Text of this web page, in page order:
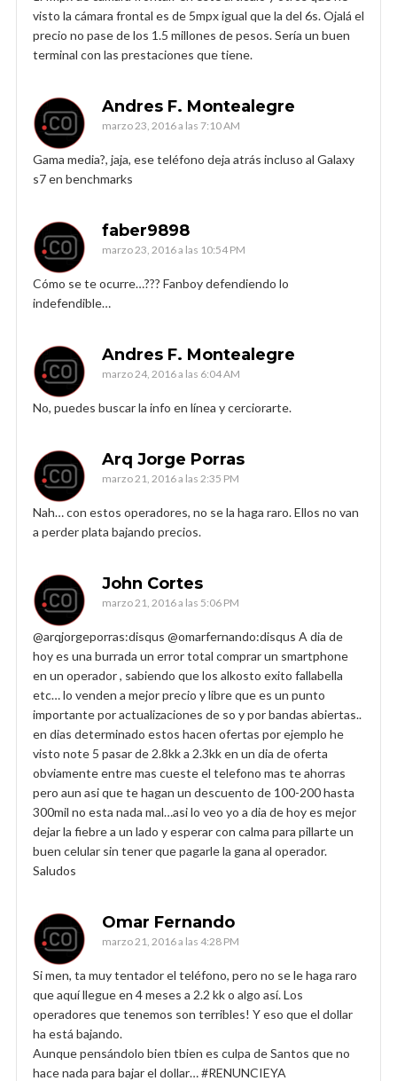
visto la cámara frontal es de 5mpx igual que la del 6s. Ojalá el
precio no pase de los 1.5 millones de pesos. Sería un buen
terminal con las prestaciones que tiene.
Andres F. Montealegre
marzo 23, 2016 a las 7:10 AM
Gama media?, jaja, ese teléfono deja atrás incluso al Galaxy
s7 en benchmarks
faber9898
marzo 23, 2016 a las 10:54 PM
Cómo se te ocurre…??? Fanboy defendiendo lo
indefendible…
Andres F. Montealegre
marzo 24, 2016 a las 6:04 AM
No, puedes buscar la info en línea y cerciorarte.
Arq Jorge Porras
marzo 21, 2016 a las 2:35 PM
Nah… con estos operadores, no se la haga raro. Ellos no van
a perder plata bajando precios.
John Cortes
marzo 21, 2016 a las 5:06 PM
@arqjorgeporras:disqus @omarfernando:disqus A dia de
hoy es una burrada un error total comprar un smartphone
en un operador , sabiendo que los alkosto exito fallabella
etc… lo venden a mejor precio y libre que es un punto
importante por actualizaciones de so y por bandas abiertas..
en dias determinado estos hacen ofertas por ejemplo he
visto note 5 pasar de 2.8kk a 2.3kk en un dia de oferta
obviamente entre mas cueste el telefono mas te ahorras
pero aun asi que te hagan un descuento de 100-200 hasta
300mil no esta nada mal…asi lo veo yo a dia de hoy es mejor
dejar la fiebre a un lado y esperar con calma para pillarte un
buen celular sin tener que pagarle la gana al operador.
Saludos
Omar Fernando
marzo 21, 2016 a las 4:28 PM
Si men, ta muy tentador el teléfono, pero no se le haga raro
que aquí llegue en 4 meses a 2.2 kk o algo así. Los
operadores que tenemos son terribles! Y eso que el dollar
ha está bajando.
Aunque pensándolo bien tbien es culpa de Santos que no
hace nada para bajar el dollar… #RENUNCIEYA